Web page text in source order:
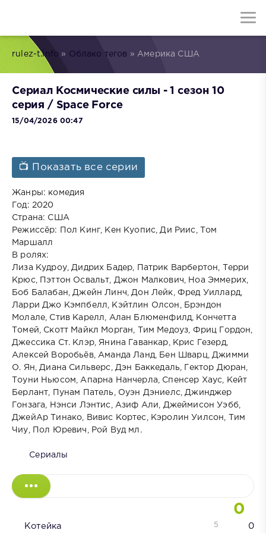
rulez-t.info » Облако тегов » Америка США
Сериал Космические силы - 1 сезон 10
серия / Space Force
15/04/2026 00:47
📺 Показать все серии
Жанры: комедия
Год: 2020
Страна: США
Режиссёр: Пол Кинг, Кен Куопис, Ди Риис, Том
Маршалл
В ролях:
Лиза Кудроу, Дидрих Бадер, Патрик Варбертон, Терри
Крюс, Пэттон Освальт, Джон Малкович, Ноа Эммерих,
Боб Балабан, Джейн Линч, Дон Лейк, Фред Уиллард,
Ларри Джо Кэмпбелл, Кэйтлин Олсон, Брэндон
Молале, Стив Карелл, Алан Блюменфилд, Кончетта
Томей, Скотт Майкл Морган, Тим Медоуз, Фриц Гордон,
Джессика Ст. Клэр, Янина Гаванкар, Крис Гезерд,
Алексей Воробьёв, Аманда Ланд, Бен Шварц, Джимми
О. Ян, Диана Сильверс, Дэн Баккедаль, Гектор Дюран,
Тоуни Ньюсом, Апарна Нанчерла, Спенсер Хаус, Кейт
Берлант, Пунам Патель, Оуэн Дэниелс, Джинджер
Гонзага, Нэнси Лэнтис, Азиф Али, Джеймисон Уэбб,
ДжейАр Тинако, Вивис Кортес, Кэролин Уилсон, Тим
Чиу, Пол Юревич, Рой Вуд мл.
Сериалы
0
Котейка 0
5